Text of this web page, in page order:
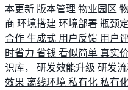
本更新 版本管理 物业园区
商 环境搭建 环境部署 瓶颈
合作 生成式 用户反馈 用户
时省力 省钱 看似简单 真实
识库， 研发效能升级 研发
效果 离线环境 私有化 私有